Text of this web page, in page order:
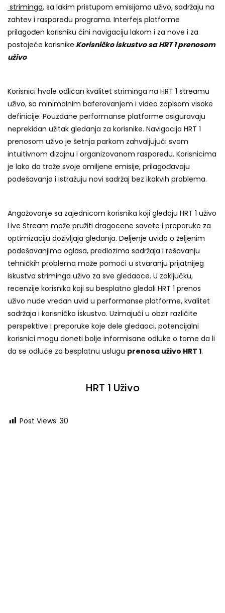
striminga, sa lakim pristupom emisijama uživo, sadržaju na
zahtev i rasporedu programa. Interfejs platforme
prilagođen korisniku čini navigaciju lakom i za nove i za
postojeće korisnike.Korisničko iskustvo sa HRT 1 prenosom
uživo
Korisnici hvale odličan kvalitet striminga na HRT 1 streamu
uživo, sa minimalnim baferovanjem i video zapisom visoke
definicije. Pouzdane performanse platforme osiguravaju
neprekidan užitak gledanja za korisnike. Navigacija HRT 1
prenosom uživo je šetnja parkom zahvaljujući svom
intuitivnom dizajnu i organizovanom rasporedu. Korisnicima
je lako da traže svoje omiljene emisije, prilagođavaju
podešavanja i istražuju novi sadržaj bez ikakvih problema.
Angažovanje sa zajednicom korisnika koji gledaju HRT 1 uživo
Live Stream može pružiti dragocene savete i preporuke za
optimizaciju doživljaja gledanja. Deljenje uvida o željenim
podešavanjima oglasa, predlozima sadržaja i rešavanju
tehničkih problema može pomoći u stvaranju prijatnijeg
iskustva striminga uživo za sve gledaoce. U zaključku,
recenzije korisnika koji su besplatno gledali HRT 1 prenos
uživo nude vredan uvid u performanse platforme, kvalitet
sadržaja i korisničko iskustvo. Uzimajući u obzir različite
perspektive i preporuke koje dele gledaoci, potencijalni
korisnici mogu doneti bolje informisane odluke o tome da li
da se odluče za besplatnu uslugu prenosa uživo HRT 1.
HRT 1 Uživo
Post Views: 30